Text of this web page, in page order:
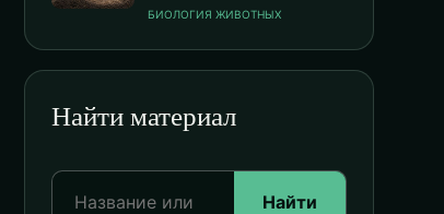
БИОЛОГИЯ ЖИВОТНЫХ
Найти материал
Найти